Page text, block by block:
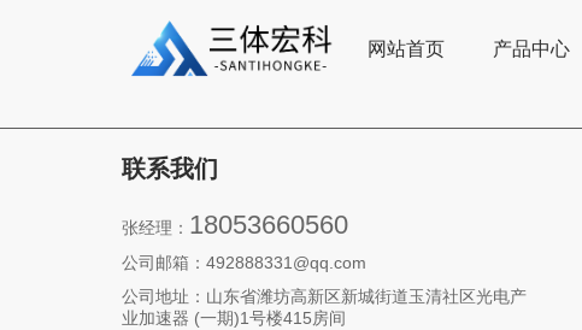
网站首页 产品中心
联系我们
张经理： 18053660560
公司邮箱：492888331@qq.com‬
公司地址：山东省潍坊高新区新城街道玉清社区光电产
业加速器 (一期)1号楼415房间